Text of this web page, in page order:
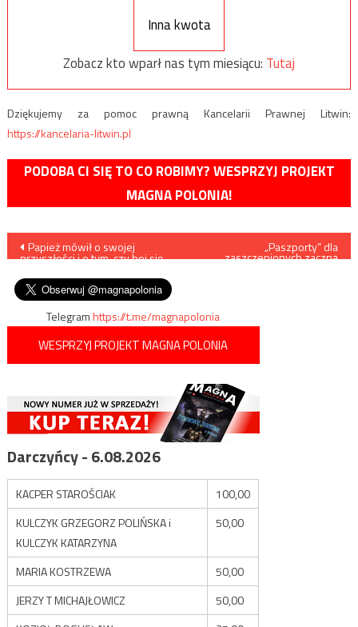
Inna kwota
Zobacz kto wparł nas tym miesiącu: Tutaj
Dziękujemy za pomoc prawną Kancelarii Prawnej Litwin:
https://kancelaria-litwin.pl
PODOBA CI SIĘ TO CO ROBIMY? WESPRZYJ PROJEKT
MAGNA POLONIA!
Nawigacja
wpisu
Papież mówił o swojej
przyszłości i o tym, czy boi się
„Paszporty” dla
zaszczepionych zaczną
Telegramhttps://t.me/magnapolonia
WESPRZYJ PROJEKT MAGNA POLONIA
Darczyńcy - 6.08.2026
KACPER STAROŚCIAK
100,00
KULCZYK GRZEGORZ POLIŃSKA i
KULCZYK KATARZYNA
50,00
MARIA KOSTRZEWA
50,00
JERZY T MICHAJŁOWICZ
50,00